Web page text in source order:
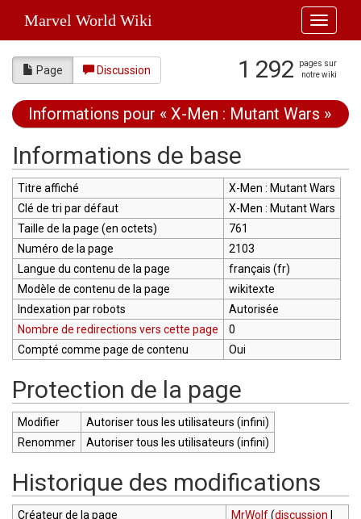
Toggle
Marvel World Wiki
Page Discussion 1 292
pages sur
notre wiki
Informations pour « X-Men : Mutant Wars »
Informations de base
Titre affiché
X-Men : Mutant Wars
Clé de tri par défaut
X-Men : Mutant Wars
Taille de la page (en octets)
761
Numéro de la page
2103
Langue du contenu de la page
français (fr)
Modèle de contenu de la page
wikitexte
Indexation par robots
Autorisée
Nombre de redirections vers cette page
0
Compté comme page de contenu
Oui
Protection de la page
Modifier
Autoriser tous les utilisateurs (infini)
Renommer
Autoriser tous les utilisateurs (infini)
Historique des modifications
Créateur de la page MrWolf (discussion